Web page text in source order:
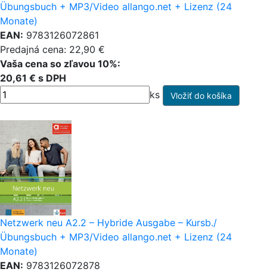
Übungsbuch + MP3/Video allango.net + Lizenz (24
Monate)
EAN: 9783126072861
Predajná cena: 22,90 €
Vaša cena so zľavou 10%:
20,61 € s DPH
ks
Netzwerk neu A2.2 – Hybride Ausgabe – Kursb./
Übungsbuch + MP3/Video allango.net + Lizenz (24
Monate)
EAN: 9783126072878